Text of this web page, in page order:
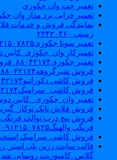
تعمیر جت وان جکوزی
تعمیر خرابی برد مدار وان
نمایندگی فروش و خدمات فلاش
زمینی ۲۲۴۲۰۴۶۰
تعمیر سونا جکوزی۰۹۱۲۱۵۰۷۸۲۵#| Sauna | Jacuzzi
تعمیرکار وان_جکوزی_کابین
تعمیر جکوزی۸۸۰۴۲۱۷۴_فروش وان جکوزی
فروش شیرگروهه۸۸۰۴۲۱۷۴_تعمیر شیرگروهه
فروش کاشی دکوراتیو۸۸۰۴۲۱۷۴_فروش کاشی بین کابینتی
فروش کاشی _سرامیک۸۸۰۴۲۱۷۴
تعمیر وان_جکوزی_ کابین دوش۸۸۰۴۲۱۷۴
فروش فلاش تانک توکار_گبریت۸۸۰۴۲۱۷۴
فروش پیچ درب توالت
فرنگی والهنگ۰۹۱۲۱۵۰۷۸۲۵
فروش کاشی_سرامیک استخر
قالب سایت رزین پلی
گلاس_کامپوزیت رونمایی شد